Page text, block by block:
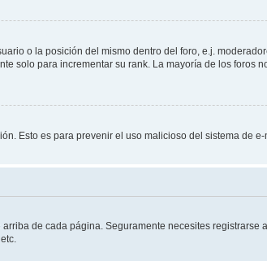
o la posición del mismo dentro del foro, e.j.
solo para incrementar su rank. La mayoría de los foros
Esto es para prevenir el uso malicioso del sistema de
de cada página. Seguramente necesites registrarse